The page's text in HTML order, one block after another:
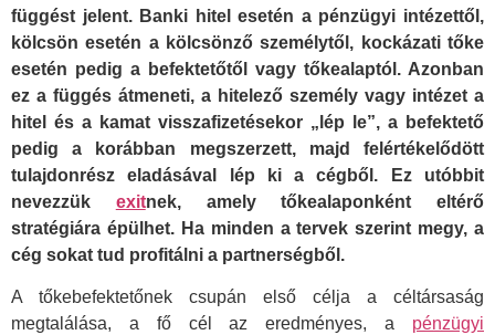
függést jelent. Banki hitel esetén a pénzügyi intézettől,
kölcsön esetén a kölcsönző személytől, kockázati tőke
esetén pedig a befektetőtől vagy tőkealaptól. Azonban
ez a függés átmeneti, a hitelező személy vagy intézet a
hitel és a kamat visszafizetésekor „lép le”, a befektető
pedig a korábban megszerzett, majd felértékelődött
tulajdonrész eladásával lép ki a cégből. Ez utóbbit
nevezzük exitnek, amely tőkealaponként eltérő
stratégiára épülhet. Ha minden a tervek szerint megy, a
cég sokat tud profitálni a partnerségből.
A tőkebefektetőnek csupán első célja a céltársaság
megtalálása, a fő cél az eredményes, a pénzügyi